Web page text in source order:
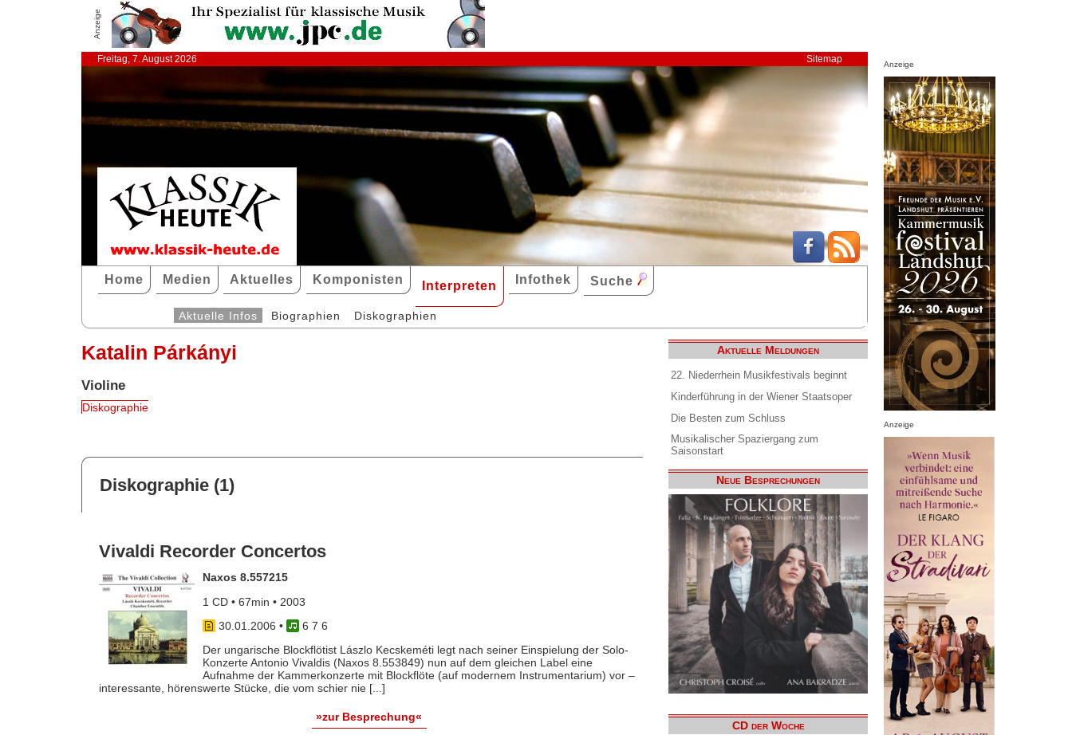
Anzeige
Freitag, 7. August 2026 Sitemap
Home Medien Aktuelles Komponisten Interpreten Infothek Suche
Aktuelle Infos Biographien Diskographien
Katalin Párkányi
Violine
Diskographie
Diskographie (1)
Vivaldi Recorder Concertos
Naxos 8.557215
1 CD • 67min • 2003
30.01.2006 •
6 7 6
Der ungarische Blockflötist Lászlo Kecskeméti legt nach seiner Einspielung der Solo-
Konzerte Antonio Vivaldis (Naxos 8.553849) nun auf dem gleichen Label eine
Aufnahme der Kammerkonzerte mit Blockflöte (auf modernem Instrumentarium) vor –
interessante, hörenswerte Stücke, die vom schier nie [...]
»zur Besprechung«
Aktuelle Meldungen
22. Niederrhein Musikfestivals beginnt
Kinderführung in der Wiener Staatsoper
Die Besten zum Schluss
Musikalischer Spaziergang zum
Saisonstart
Neue Besprechungen
CD der Woche
Anzeige
Anzeige